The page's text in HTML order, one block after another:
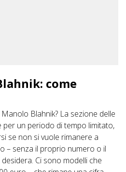
come
Manolo Blahnik? La sezione delle
per un periodo di tempo limitato,
se non si vuole rimanere a
– senza il proprio numero o il
Ci sono modelli che